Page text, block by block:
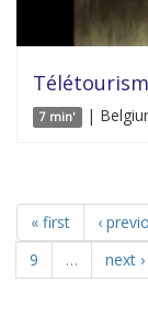
7 min' |
« first ‹
9
… next ›